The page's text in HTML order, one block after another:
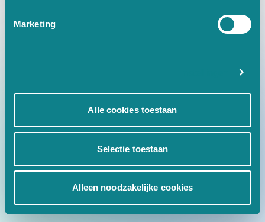
Marketing
Alle cookies toestaan
Selectie toestaan
Alleen noodzakelijke cookies